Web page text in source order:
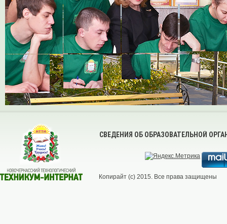
СВЕДЕНИЯ ОБ ОБРАЗОВАТЕЛЬНОЙ
Копирайт (с) 2015. Все права защищены